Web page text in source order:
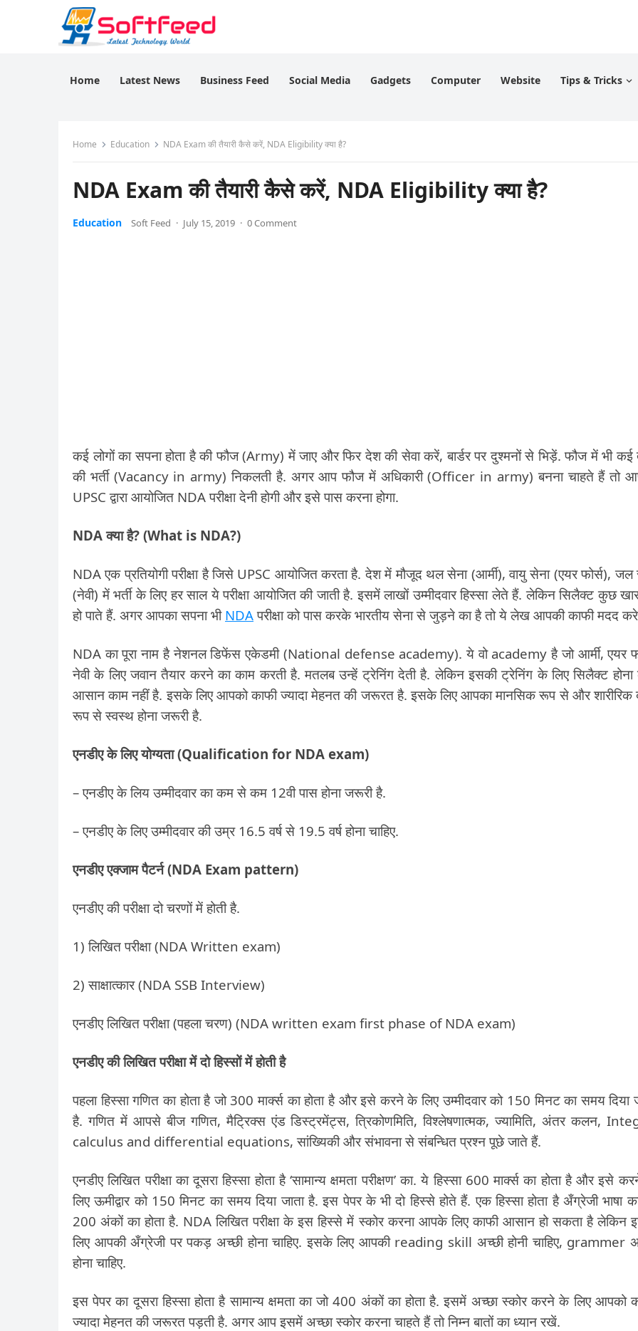
Home Latest News Business Feed Social Media Gadgets Computer Website Tips & Tricks
Home Education NDA Exam की तैयारी कैसे करें, NDA Eligibility क्या है?
NDA Exam की तैयारी कैसे करें, NDA Eligibility क्या है?
Education Soft Feed · July 15, 2019 · 0 Comment
कई लोगों का सपना होता है की फौज (Army) में जाए और फिर देश की सेवा करें, बार्डर पर दुश्मनों से भिड़ें. फौज में भी कई
की भर्ती (Vacancy in army) निकलती है. अगर आप फौज में अधिकारी (Officer in army) बनना चाहते हैं तो
UPSC द्वारा आयोजित NDA परीक्षा देनी होगी और इसे पास करना होगा.
NDA क्या है? (What is NDA?)
NDA एक प्रतियोगी परीक्षा है जिसे UPSC आयोजित करता है. देश में मौजूद थल सेना (आर्मी), वायु सेना (एयर फोर्स), जल
(नेवी) में भर्ती के लिए हर साल ये परीक्षा आयोजित की जाती है. इसमें लाखों उम्मीदवार हिस्सा लेते हैं. लेकिन सिलैक्ट कुछ
हो पाते हैं. अगर आपका सपना भी NDAपरीक्षा को पास करके भारतीय सेना से जुड़ने का है तो ये लेख आपकी काफी मदद
NDA का पूरा नाम है नेशनल डिफेंस एकेडमी (National defense academy). ये वो academy है जो आर्मी, एयर
नेवी के लिए जवान तैयार करने का काम करती है. मतलब उन्हें ट्रेनिंग देती है. लेकिन इसकी ट्रेनिंग के लिए सिलैक्ट होना
आसान काम नहीं है. इसके लिए आपको काफी ज्यादा मेहनत की जरूरत है. इसके लिए आपका मानसिक रूप से और शारीरिक
रूप से स्वस्थ होना जरूरी है.
एनडीए के लिए योग्यता (Qualification for NDA exam)
– एनडीए के लिय उम्मीदवार का कम से कम 12वी पास होना जरूरी है.
– एनडीए के लिए उम्मीदवार की उम्र 16.5 वर्ष से 19.5 वर्ष होना चाहिए.
एनडीए एक्जाम पैटर्न (NDA Exam pattern)
एनडीए की परीक्षा दो चरणों में होती है.
1) लिखित परीक्षा (NDA Written exam)
2) साक्षात्कार (NDA SSB Interview)
एनडीए लिखित परीक्षा (पहला चरण) (NDA written exam first phase of NDA exam)
एनडीए की लिखित परीक्षा में दो हिस्सों में होती है
पहला हिस्सा गणित का होता है जो 300 मार्क्स का होता है और इसे करने के लिए उम्मीदवार को 150 मिनट का समय दिया
है. गणित में आपसे बीज गणित, मैट्रिक्स एंड डिस्ट्रमेंट्स, त्रिकोणमिति, विश्लेषणात्मक, ज्यामिति, अंतर कलन,
calculus and differential equations, सांख्यिकी और संभावना से संबन्धित प्रश्न पूछे जाते हैं.
एनडीए लिखित परीक्षा का दूसरा हिस्सा होता है ‘सामान्य क्षमता परीक्षण’ का. ये हिस्सा 600 मार्क्स का होता है और इसे
लिए ऊमीद्वार को 150 मिनट का समय दिया जाता है. इस पेपर के भी दो हिस्से होते हैं. एक हिस्सा होता है अँग्रेजी भाषा
200 अंकों का होता है. NDA लिखित परीक्षा के इस हिस्से में स्कोर करना आपके लिए काफी आसान हो सकता है लेकिन
लिए आपकी अँग्रेजी पर पकड़ अच्छी होना चाहिए. इसके लिए आपकी reading skill अच्छी होनी चाहिए, grammer
होना चाहिए.
इस पेपर का दूसरा हिस्सा होता है सामान्य क्षमता का जो 400 अंकों का होता है. इसमें अच्छा स्कोर करने के लिए आपको
ज्यादा मेहनत की जरूरत पड़ती है. अगर आप इसमें अच्छा स्कोर करना चाहते हैं तो निम्न बातों का ध्यान रखें.